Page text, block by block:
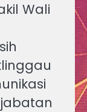
Wali